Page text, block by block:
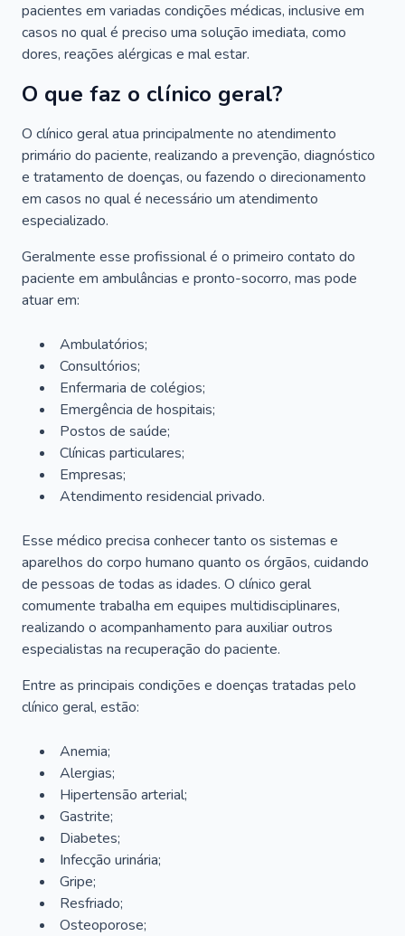
pacientes em variadas condições médicas, inclusive em
casos no qual é preciso uma solução imediata, como
dores, reações alérgicas e mal estar.
O que faz o clínico geral?
O clínico geral atua principalmente no atendimento
primário do paciente, realizando a prevenção, diagnóstico
e tratamento de doenças, ou fazendo o direcionamento
em casos no qual é necessário um atendimento
especializado.
Geralmente esse profissional é o primeiro contato do
paciente em ambulâncias e pronto-socorro, mas pode
atuar em:
Ambulatórios;
Consultórios;
Enfermaria de colégios;
Emergência de hospitais;
Postos de saúde;
Clínicas particulares;
Empresas;
Atendimento residencial privado.
Esse médico precisa conhecer tanto os sistemas e
aparelhos do corpo humano quanto os órgãos, cuidando
de pessoas de todas as idades. O clínico geral
comumente trabalha em equipes multidisciplinares,
realizando o acompanhamento para auxiliar outros
especialistas na recuperação do paciente.
Entre as principais condições e doenças tratadas pelo
clínico geral, estão:
Anemia;
Alergias;
Hipertensão arterial;
Gastrite;
Diabetes;
Infecção urinária;
Gripe;
Resfriado;
Osteoporose;